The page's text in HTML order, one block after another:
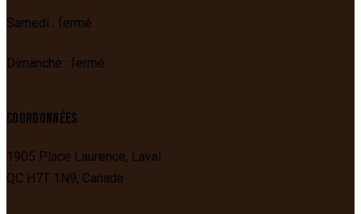
Samedi : fermé
Dimanche : fermé
COORDONNÉES
1905 Place Laurence, Laval
QC H7T 1N9, Canada